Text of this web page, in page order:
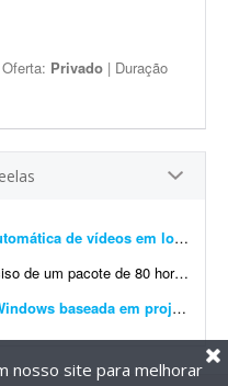
Privado | Duração
Aplicativo desktop para edição automática de vídeos em lotes
desenvolvimento e consultoria em pascal. Desenvolvedor terá flexibilidade de horario, desenvolvendo e auxiliando no desenvolvimento de pequenos pacotes ...
Desenvolvimento de ferramenta Windows baseada em projeto open source
nosso site para melhorar